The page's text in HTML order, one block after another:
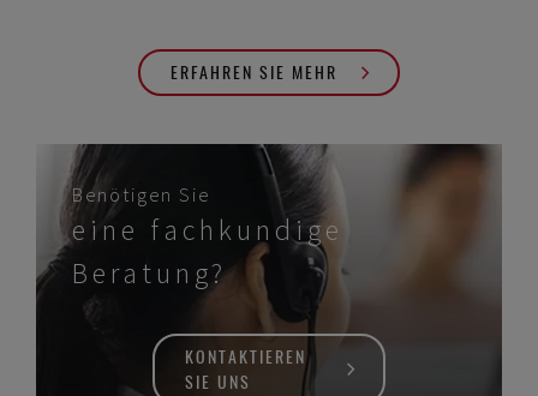
ERFAHREN SIE MEHR
Benötigen Sie
eine fachkundige
Beratung?
KONTAKTIEREN
SIE UNS